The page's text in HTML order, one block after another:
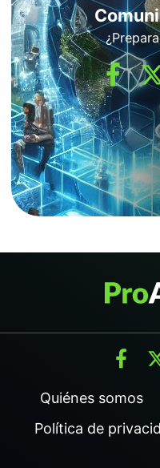
Quiénes somos
Política de